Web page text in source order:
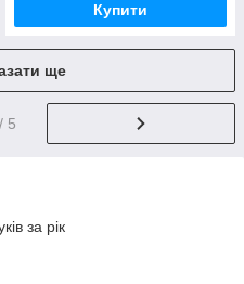
Купити
ще
/ 5
за рік